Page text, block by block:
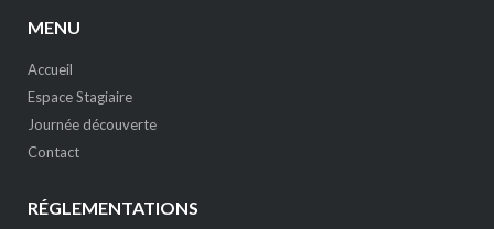
MENU
Accueil
Espace Stagiaire
Journée découverte
Contact
RÉGLEMENTATIONS